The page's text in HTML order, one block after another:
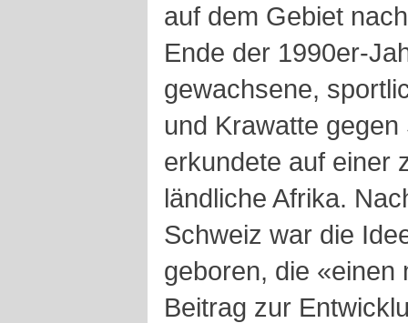
auf dem Gebiet
Ende der 1990er-
gewachsene,
und Krawatte
erkundete auf einer
ländliche Afrika.
Schweiz war die
geboren, die «einen
Beitrag zur